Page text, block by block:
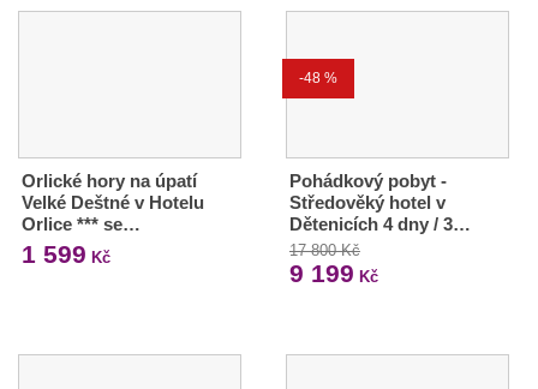
Orlické hory na úpatí
Velké Deštné v Hotelu
Orlice *** se…
1 599 Kč
-48 %
Pohádkový pobyt -
Středověký hotel v
Dětenicích 4 dny / 3…
17 800 Kč
9 199 Kč